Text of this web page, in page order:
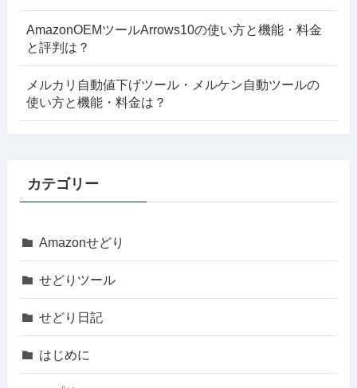
AmazonOEMツールArrows10の使い方と機能・料金
と評判は？
メルカリ自動値下げツール・メルケン自動ツールの
使い方と機能・料金は？
カテゴリー
Amazonせどり
せどりツール
せどり日記
はじめに